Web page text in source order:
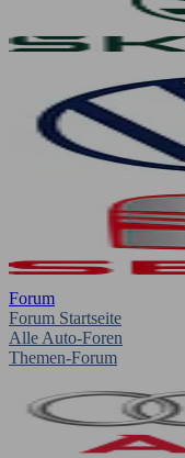
Forum
Forum Startseite
Alle Auto-Foren
Themen-Forum